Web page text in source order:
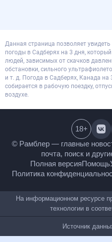
Данная страница позволяет
погоды в Садберях на 3 дня,
людей, зависимых от скачков
обстановки, сильного
и т. д. Погода в Садберях, Канада на
собирается в рабочую поездку,
воздухе.
© Рамблер — главные
гороскопы, почта, поиск
Полная версияПомощь
Политика
18+
На информационном
рекомендательные
Источник